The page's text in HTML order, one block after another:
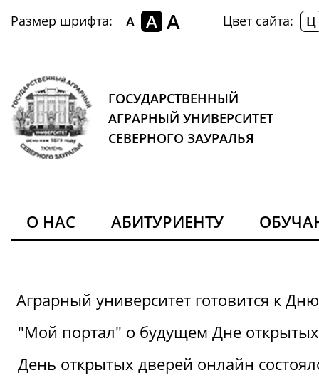
Размер шрифта: A A A Цвет сайта: Ц
ГОСУДАРСТВЕННЫЙ
АГРАРНЫЙ УНИВЕРСИТЕТ
СЕВЕРНОГО ЗАУРАЛЬЯ
О НАС АБИТУРИЕНТУ
Аграрный университет готовится к
"Мой портал" о будущем Дне
День открытых дверей онлайн